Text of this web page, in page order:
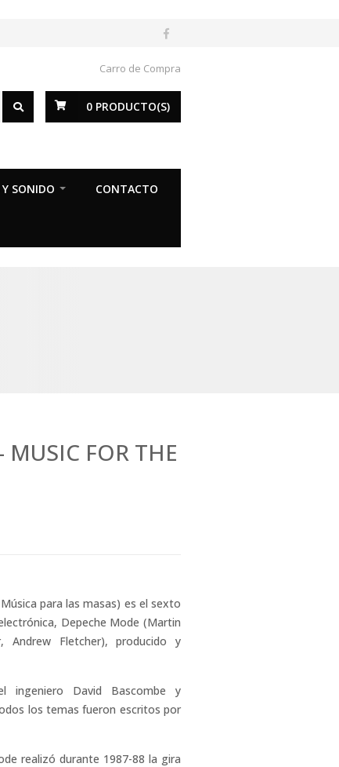
Carro de Compra
0 PRODUCTO(S)
Y SONIDO CONTACTO
MUSIC FOR THE
para las masas) es el sexto
Depeche Mode (Martin
Andrew Fletcher), producido y
ingeniero David Bascombe y
los temas fueron escritos por
realizó durante 1987-88 la gira